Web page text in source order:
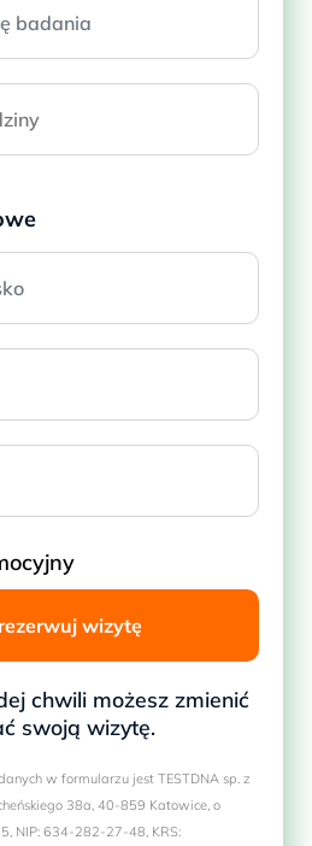
wizytę
chwili możesz zmienić
swoją wizytę.
w formularzu jest TESTDNA sp. z
38a, 40-859 Katowice, o
NIP: 634-282-27-48, KRS: